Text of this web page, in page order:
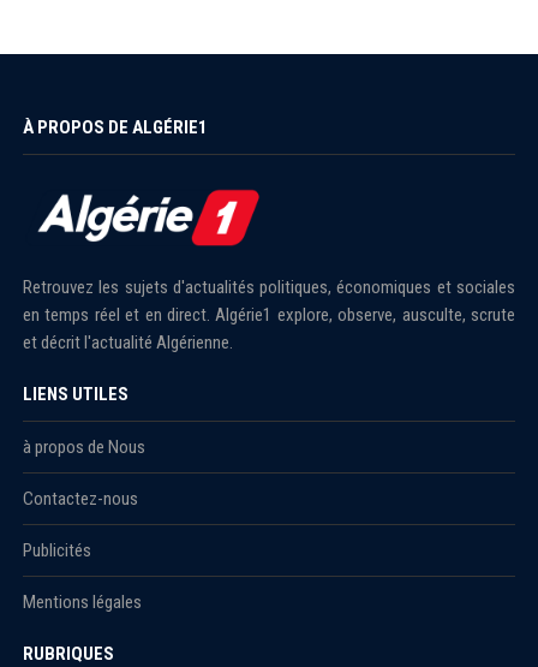
À PROPOS DE ALGÉRIE1
Retrouvez les sujets d'actualités politiques, économiques et sociales
en temps réel et en direct. Algérie1 explore, observe, ausculte, scrute
et décrit l'actualité Algérienne.
LIENS UTILES
à propos de Nous
Contactez-nous
Publicités
Mentions légales
RUBRIQUES